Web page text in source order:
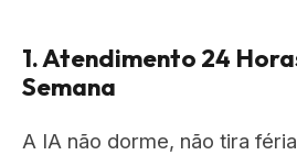
1. Atendimento 24
Semana
A IA não dorme, não tira